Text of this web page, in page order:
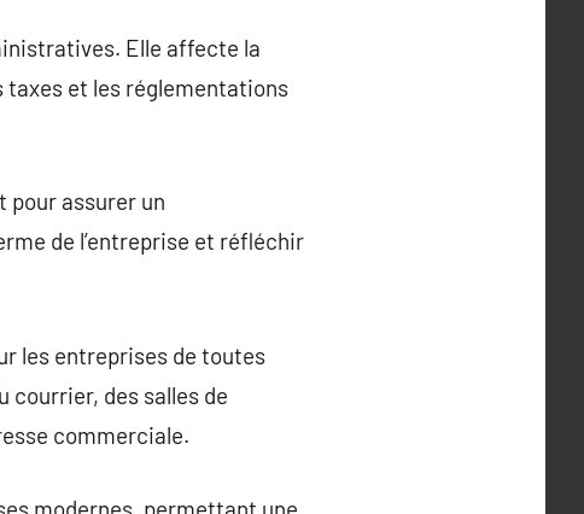
Elle affecte la
taxes et les réglementations
pour assurer un
de l’entreprise et réfléchir
les entreprises de toutes
courrier, des salles de
commerciale.